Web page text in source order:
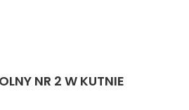
NR 2 W KUTNIE